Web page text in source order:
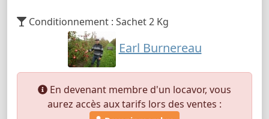
Conditionnement : Sachet 2 Kg
Earl Burnereau
En devenant membre d'un locavor, vous
aurez accès aux tarifs lors des ventes :